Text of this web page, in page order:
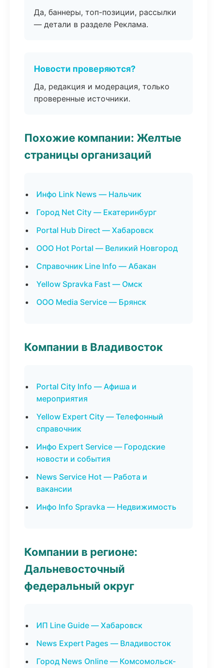
Да, баннеры, топ-позиции, рассылки
— детали в разделе Реклама.
Новости проверяются?
Да, редакция и модерация, только
проверенные источники.
Похожие компании: Желтые
страницы организаций
Инфо Link News — Нальчик
Город Net City — Екатеринбург
Portal Hub Direct — Хабаровск
ООО Hot Portal — Великий Новгород
Справочник Line Info — Абакан
Yellow Spravka Fast — Омск
ООО Media Service — Брянск
Компании в Владивосток
Portal City Info — Афиша и
мероприятия
Yellow Expert City — Телефонный
справочник
Инфо Expert Service — Городские
новости и события
News Service Hot — Работа и
вакансии
Инфо Info Spravka — Недвижимость
Компании в регионе:
Дальневосточный
федеральный округ
ИП Line Guide — Хабаровск
News Expert Pages — Владивосток
Город News Online — Комсомольск-